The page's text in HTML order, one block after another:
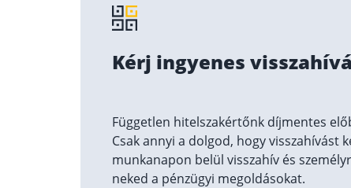
Kérj ingyenes
Független hitelszakértőnk díjmentes
Csak annyi a dolgod, hogy visszahívást
munkanapon belül visszahív és
neked a pénzügyi megoldásokat.